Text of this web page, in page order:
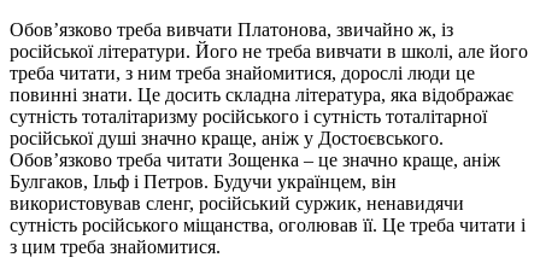
Обов’язково треба вивчати Платонова, звичайно ж, із
російської літератури. Його не треба вивчати в школі, але його
треба читати, з ним треба знайомитися, дорослі люди це
повинні знати. Це досить складна література, яка відображає
сутність тоталітаризму російського і сутність тоталітарної
російської душі значно краще, аніж у Достоєвського.
Обов’язково треба читати Зощенка – це значно краще, аніж
Булгаков, Ільф і Петров. Будучи українцем, він
використовував сленг, російський суржик, ненавидячи
сутність російського міщанства, оголював її. Це треба читати і
з цим треба знайомитися.